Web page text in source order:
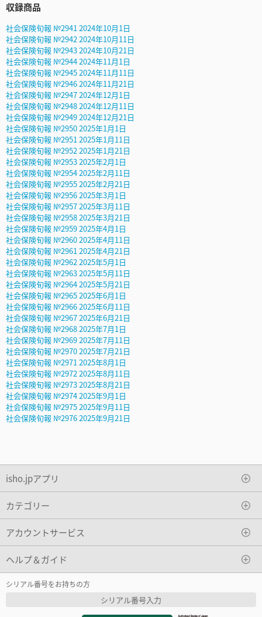
収録商品
社会保険旬報 №2941 2024年10月1日
社会保険旬報 №2942 2024年10月11日
社会保険旬報 №2943 2024年10月21日
社会保険旬報 №2944 2024年11月1日
社会保険旬報 №2945 2024年11月11日
社会保険旬報 №2946 2024年11月21日
社会保険旬報 №2947 2024年12月1日
社会保険旬報 №2948 2024年12月11日
社会保険旬報 №2949 2024年12月21日
社会保険旬報 №2950 2025年1月1日
社会保険旬報 №2951 2025年1月11日
社会保険旬報 №2952 2025年1月21日
社会保険旬報 №2953 2025年2月1日
社会保険旬報 №2954 2025年2月11日
社会保険旬報 №2955 2025年2月21日
社会保険旬報 №2956 2025年3月1日
社会保険旬報 №2957 2025年3月11日
社会保険旬報 №2958 2025年3月21日
社会保険旬報 №2959 2025年4月1日
社会保険旬報 №2960 2025年4月11日
社会保険旬報 №2961 2025年4月21日
社会保険旬報 №2962 2025年5月1日
社会保険旬報 №2963 2025年5月11日
社会保険旬報 №2964 2025年5月21日
社会保険旬報 №2965 2025年6月1日
社会保険旬報 №2966 2025年6月11日
社会保険旬報 №2967 2025年6月21日
社会保険旬報 №2968 2025年7月1日
社会保険旬報 №2969 2025年7月11日
社会保険旬報 №2970 2025年7月21日
社会保険旬報 №2971 2025年8月1日
社会保険旬報 №2972 2025年8月11日
社会保険旬報 №2973 2025年8月21日
社会保険旬報 №2974 2025年9月1日
社会保険旬報 №2975 2025年9月11日
社会保険旬報 №2976 2025年9月21日
isho.jpアプリ
カテゴリー
アカウントサービス
ヘルプ＆ガイド
シリアル番号をお持ちの方
シリアル番号入力